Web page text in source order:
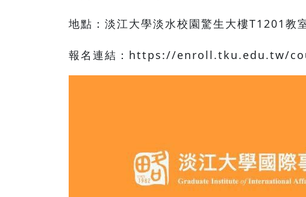
地點：淡江大學淡水校園驚生大樓T1201教
報名連結：https://enroll.tku.edu.tw/